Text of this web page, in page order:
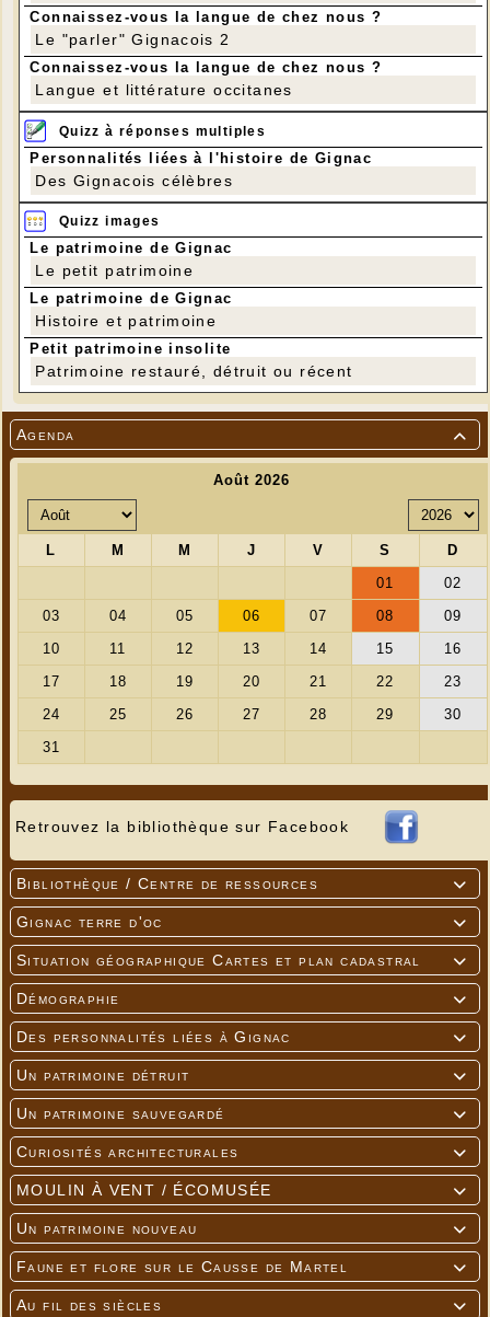

Agenda
Retrouvez la bibliothèque sur Facebook

Bibliothèque / Centre de ressources

Gignac terre d'oc

Situation géographique Cartes et plan cadastral

Démographie

Des personnalités liées à Gignac

Un patrimoine détruit

Un patrimoine sauvegardé

Curiosités architecturales

MOULIN À VENT / ÉCOMUSÉE

Un patrimoine nouveau

Faune et flore sur le Causse de Martel

Au fil des siècles
Connaissez-vous la langue de chez nous ?
Le "parler" Gignacois 2
Connaissez-vous la langue de chez nous ?
Langue et littérature occitanes
Quizz à réponses multiples
Personnalités liées à l'histoire de Gignac
Des Gignacois célèbres
Quizz images
Le patrimoine de Gignac
Le petit patrimoine
Le patrimoine de Gignac
Histoire et patrimoine
Petit patrimoine insolite
Patrimoine restauré, détruit ou récent